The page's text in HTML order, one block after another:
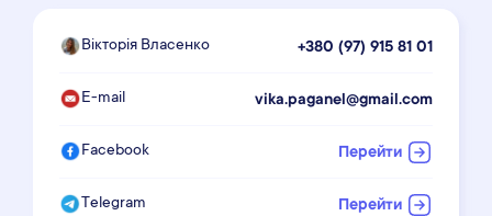
Вікторія Власенко +380 (97) 915 81 01
E-mail vika.paganel@gmail.com
Facebook Перейти
Telegram Перейти